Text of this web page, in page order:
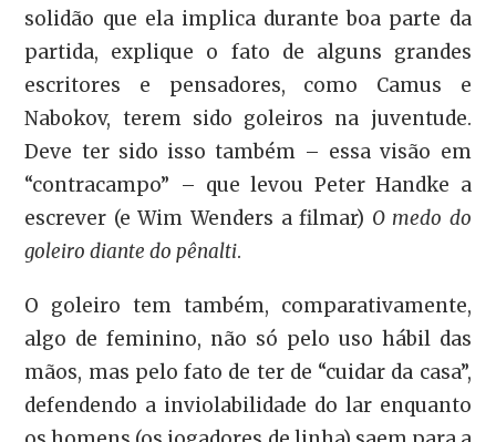
solidão que ela implica durante boa parte da
partida, explique o fato de alguns grandes
escritores e pensadores, como Camus e
Nabokov, terem sido goleiros na juventude.
Deve ter sido isso também – essa visão em
“contracampo” – que levou Peter Handke a
escrever (e Wim Wenders a filmar) O medo do
goleiro diante do pênalti.
O goleiro tem também, comparativamente,
algo de feminino, não só pelo uso hábil das
mãos, mas pelo fato de ter de “cuidar da casa”,
defendendo a inviolabilidade do lar enquanto